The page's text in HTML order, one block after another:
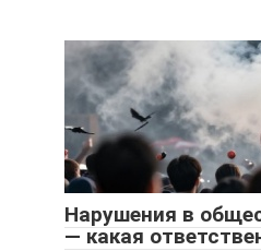
Нарушения в
— какая